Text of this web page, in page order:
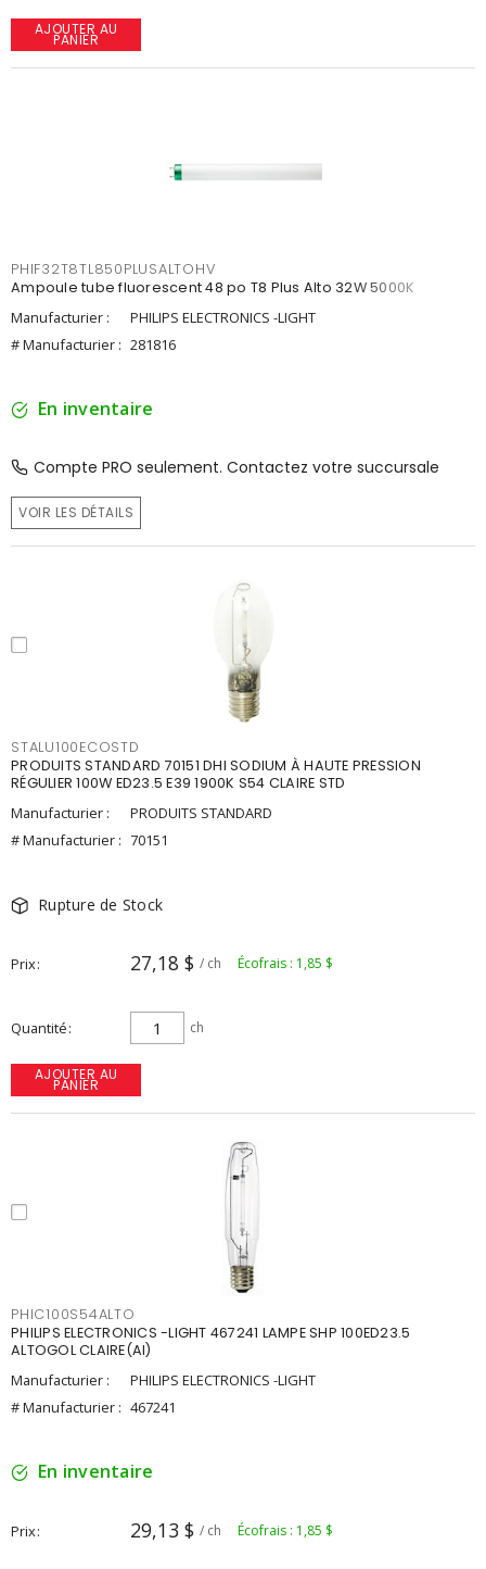
AJOUTER AU
PANIER
PHIF32T8TL850PLUSALTOHV
Ampoule tube fluorescent 48 po T8 Plus Alto 32W 5000K
Manufacturier :
PHILIPS ELECTRONICS -LIGHT
# Manufacturier : 281816
En inventaire
Compte PRO seulement. Contactez votre succursale
VOIR LES DÉTAILS
STALU100ECOSTD
PRODUITS STANDARD 70151 DHI SODIUM À HAUTE PRESSION
RÉGULIER 100W ED23.5 E39 1900K S54 CLAIRE STD
Manufacturier :
PRODUITS STANDARD
# Manufacturier : 70151
Rupture de Stock
Prix 27,18 $ / ch Écofrais : 1,85 $
Quantité ch
AJOUTER AU
PANIER
PHIC100S54ALTO
PHILIPS ELECTRONICS -LIGHT 467241 LAMPE SHP 100ED23.5
ALTOGOL CLAIRE(AI)
Manufacturier :
PHILIPS ELECTRONICS -LIGHT
# Manufacturier : 467241
En inventaire
Prix 29,13 $ / ch Écofrais : 1,85 $